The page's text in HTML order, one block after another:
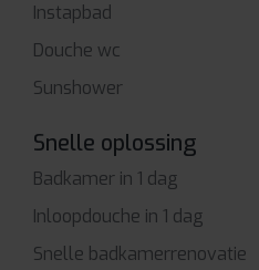
Instapbad
Douche wc
Sunshower
Snelle oplossing
Badkamer in 1 dag
Inloopdouche in 1 dag
Snelle badkamerrenovatie